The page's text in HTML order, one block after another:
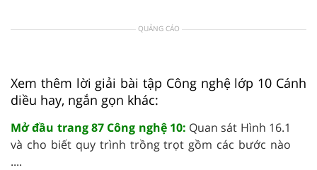
QUẢNG CÁO
Xem thêm lời giải bài tập Công nghệ lớp 10 Cánh
diều hay, ngắn gọn khác:
Mở đầu trang 87 Công nghệ 10: Quan sát Hình 16.1
và cho biết quy trình trồng trọt gồm các bước nào
....